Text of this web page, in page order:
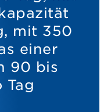
mit 350
einer
90 bis
Tag